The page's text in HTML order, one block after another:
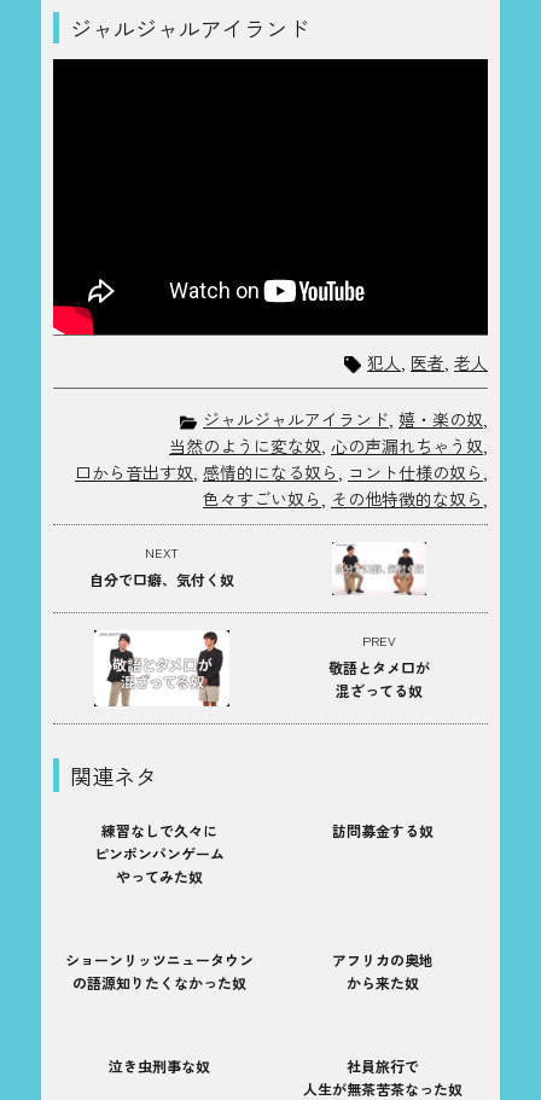
ジャルジャルアイランド
犯人 医者 老人
ジャルジャルアイランド, 嬉・楽の奴,
当然のように変な奴, 心の声漏れちゃう奴,
口から音出す奴, 感情的になる奴ら, コント仕様の奴ら,
色々すごい奴ら, その他特徴的な奴ら,
PREV
敬語とタメ口が
混ざってる奴
NEXT
自分で口癖、気付く奴
関連ネタ
練習なしで久々に
ピンポンパンゲーム
やってみた奴
訪問募金する奴
ショーンリッツニュータウン
の語源知りたくなかった奴
アフリカの奥地
から来た奴
泣き虫刑事な奴
社員旅行で
人生が無茶苦茶なった奴